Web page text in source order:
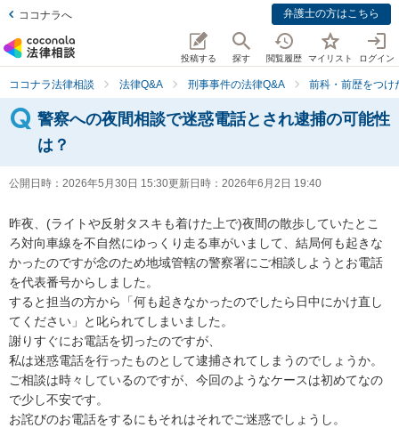
ココナラへ 弁護士の方はこちら
投稿する 探す 閲覧履歴 マイリスト ログイン
ココナラ法律相談 法律Q&A 刑事事件の法律Q&A 前科・前歴をつけ
警察への夜間相談で迷惑電話とされ逮捕の可能性
は？
公開日時： 2026年5月30日 15:30更新日時： 2026年6月2日 19:40
昨夜、(ライトや反射タスキも着けた上で)夜間の散歩していたとこ
ろ対向車線を不自然にゆっくり走る車がいまして、結局何も起きな
かったのですが念のため地域管轄の警察署にご相談しようとお電話
を代表番号からしました。
すると担当の方から「何も起きなかったのでしたら日中にかけ直し
てください」と叱られてしまいました。
謝りすぐにお電話を切ったのですが、
私は迷惑電話を行ったものとして逮捕されてしまうのでしょうか。
ご相談は時々しているのですが、今回のようなケースは初めてなの
で少し不安です。
お詫びのお電話をするにもそれはそれでご迷惑でしょうし。